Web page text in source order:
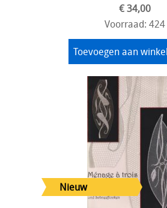
€ 34,00
Voorraad: 424
Toevoegen aan